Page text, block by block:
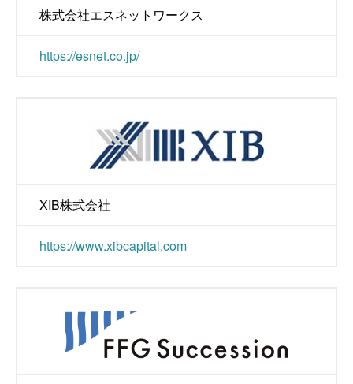
株式会社エスネットワークス
https://esnet.co.jp/
XIB株式会社
https://www.xibcapital.com